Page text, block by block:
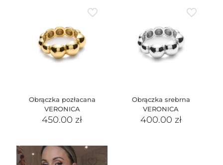
Obrączka pozłacana
VERONICA
450.00zł
Obrączka srebrna
VERONICA
400.00 zł